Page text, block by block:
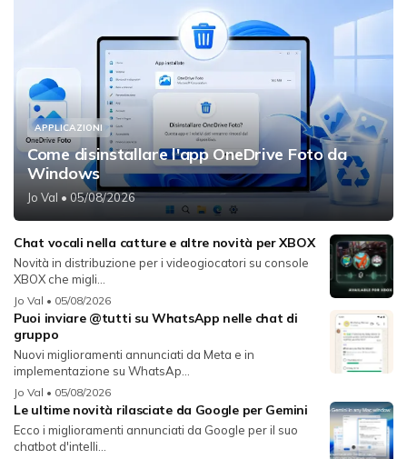
APPLICAZIONI
Come disinstallare l'app OneDrive Foto da
Windows
Jo Val • 05/08/2026
Chat vocali nella catture e altre novità per XBOX
Novità in distribuzione per i videogiocatori su console
XBOX che migli...
Jo Val • 05/08/2026
Puoi inviare @tutti su WhatsApp nelle chat di
gruppo
Nuovi miglioramenti annunciati da Meta e in
implementazione su WhatsAp...
Jo Val • 05/08/2026
Le ultime novità rilasciate da Google per Gemini
Ecco i miglioramenti annunciati da Google per il suo
chatbot d'intelli...